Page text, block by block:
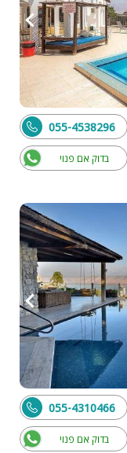
בדוק אם פנוי
055-4538296
בדוק אם פנוי
055-4310466